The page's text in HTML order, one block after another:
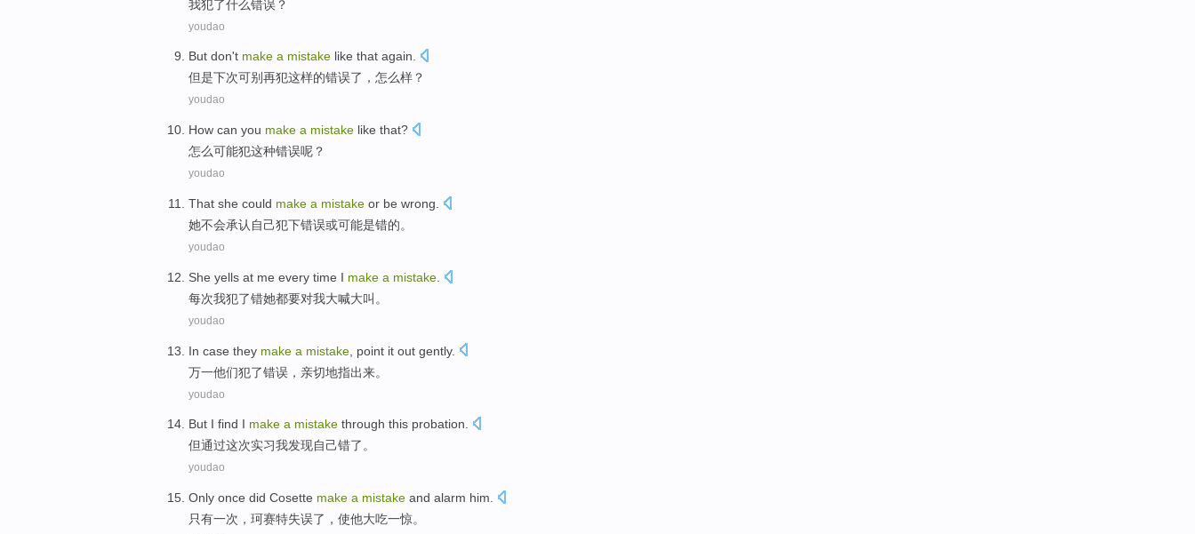
我犯了什么错误 ？
youdao
But don't make a mistake like that again.
但是下次可别再犯这样的错误了，怎么样？
youdao
How can you make a mistake like that?
怎么可能犯这种错误呢？
youdao
That she could make a mistake or be wrong
她不会承认自己犯下错误或可能是错的。
youdao
She yells at me every time I make a mistake
每次我犯了错她都要对我大喊大叫。
youdao
In case they make a mistake point it out gently.
万一他们犯了错误，亲切地指出来。
youdao
But I find I make a mistake through this probation.
但通过这次实习我发现自己错了。
youdao
Only once did Cosette make a mistake and alarm him
只有一次 ， 珂赛特失误了 ， 使他大吃一惊。